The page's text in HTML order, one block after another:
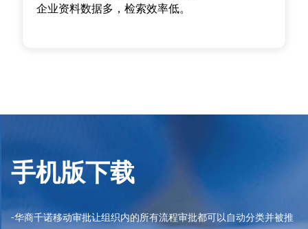
企业资料数据多，检索效率低。
手机版下载
-华商千诺移动审批让组织内的所有流程审批都可以自动分类并被推